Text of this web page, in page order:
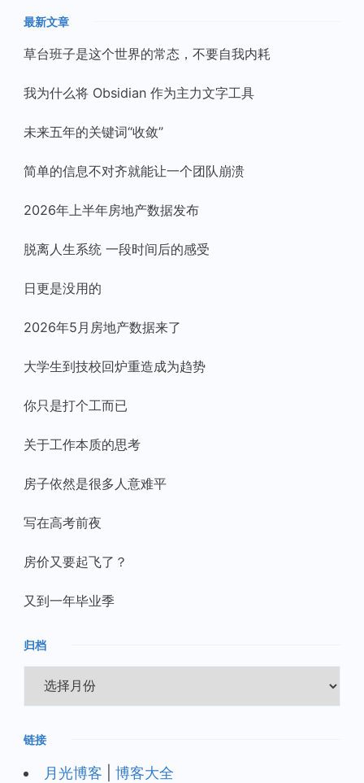
最新文章
草台班子是这个世界的常态，不要自我内耗
我为什么将 Obsidian 作为主力文字工具
未来五年的关键词“收敛”
简单的信息不对齐就能让一个团队崩溃
2026年上半年房地产数据发布
脱离人生系统 一段时间后的感受
日更是没用的
2026年5月房地产数据来了
大学生到技校回炉重造成为趋势
你只是打个工而已
关于工作本质的思考
房子依然是很多人意难平
写在高考前夜
房价又要起飞了？
又到一年毕业季
归档
档
链接
月光博客
博客大全